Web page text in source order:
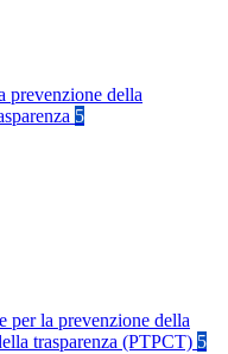
prevenzione della
5
per la prevenzione della
trasparenza (PTPCT) 5